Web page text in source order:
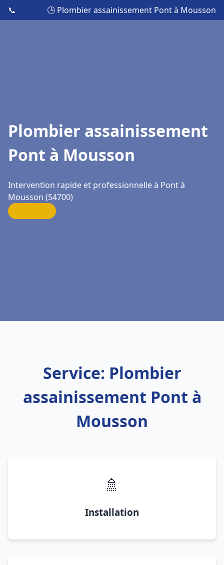
📞 🕒 Plombier assainissement Pont à Mousson
Plombier assainissement
Pont à Mousson
Intervention rapide et professionnelle à Pont à
Mousson (54700)
Service: Plombier
assainissement Pont à
Mousson
🚿
Installation